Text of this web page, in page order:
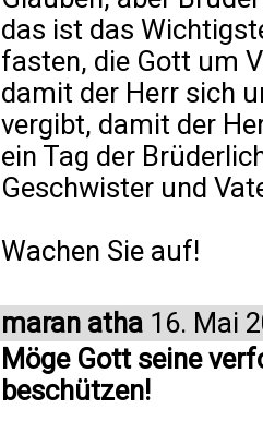
das ist das
fasten, die Gott um
damit der Herr sich
vergibt, damit der
ein Tag der
Geschwister und
Wachen Sie auf!
maran atha 16. Mai
Möge Gott seine
beschützen!